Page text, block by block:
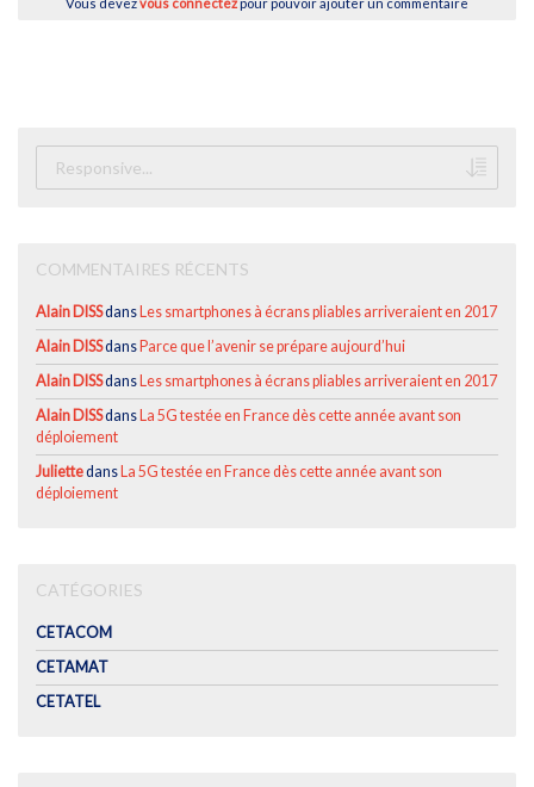
COMMENTAIRES RÉCENTS
Alain DISSdans Les smartphones à écrans pliables arriveraient en 2017
Alain DISSdans Parce que l’avenir se prépare aujourd’hui
Alain DISSdans Les smartphones à écrans pliables arriveraient en 2017
Alain DISSdans La 5G testée en France dès cette année avant son
déploiement
Juliettedans La 5G testée en France dès cette année avant son
déploiement
CATÉGORIES
CETACOM
CETAMAT
CETATEL